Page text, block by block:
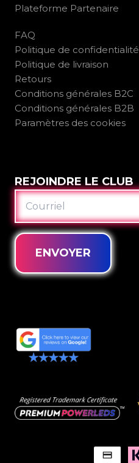
Plateforme Partenaire
FAQ
Politique de confidentialité
Politique de livraison
Retours
Conditions générales B2C
Conditions générales B2B
Paramètres des cookies
REJOINDRE LE CLUB
COURRIEL
ENVOYER